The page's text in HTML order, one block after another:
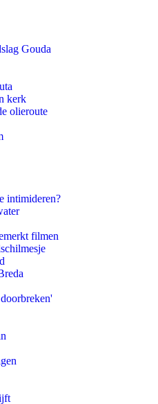
Gouda
kerk
olieroute
intimideren?
filmen